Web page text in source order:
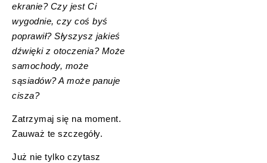
ekranie? Czy jest Ci
wygodnie, czy coś byś
poprawił? Słyszysz jakieś
dźwięki z otoczenia? Może
samochody, może
sąsiadów? A może panuje
cisza?
Zatrzymaj się na moment.
Zauważ te szczegóły.
Już nie tylko czytasz